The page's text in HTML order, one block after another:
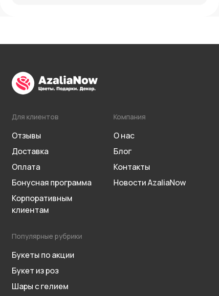
Для клиентов
Отзывы
Доставка
Оплата
Бонусная программа
Корпоративным
клиентам
Компания
О нас
Блог
Контакты
Новости AzaliaNow
Популярные рубрики
Букеты по акции
Букет из роз
Шары с гелием